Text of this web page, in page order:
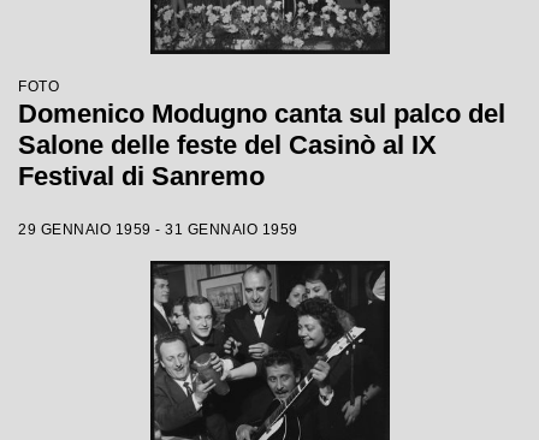
FOTO
Domenico Modugno canta sul palco del
Salone delle feste del Casinò al IX
Festival di Sanremo
29 GENNAIO 1959 - 31 GENNAIO 1959